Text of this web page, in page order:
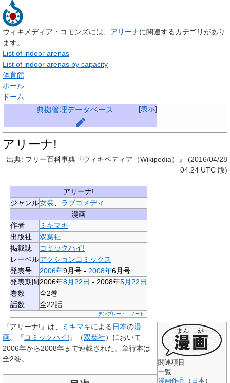
ウィキメディア・コモンズには、 アリーナに関連するカテゴリがあり
ます。
List of indoor arenas
List of indoor arenas by capacity
体育館
ホール
ドーム
[表示]
典拠管理データベース
アリーナ!
出典: フリー百科事典『ウィキペディア（Wikipedia）』 (2016/04/28
04:24 UTC 版)
アリーナ!
ジャンル女装
ラブコメディ
漫画
作者
ミキマキ
出版社
双葉社
掲載誌
コミックハイ!
レーベルアクションコミックス
発表号
2006年9月号 - 2008年6月号
発表期間 2006年8月22日 - 2008年5月22日
巻数
全2巻
話数
全22話
テンプレート - ノート
関連項目
一覧
漫画作品 （ 日本）
『アリーナ! 』は、 ミキマキによる 日本の漫
画。『コミックハイ! 』（双葉社）において
2006年から2008年まで連載された。単行本は
全2巻。